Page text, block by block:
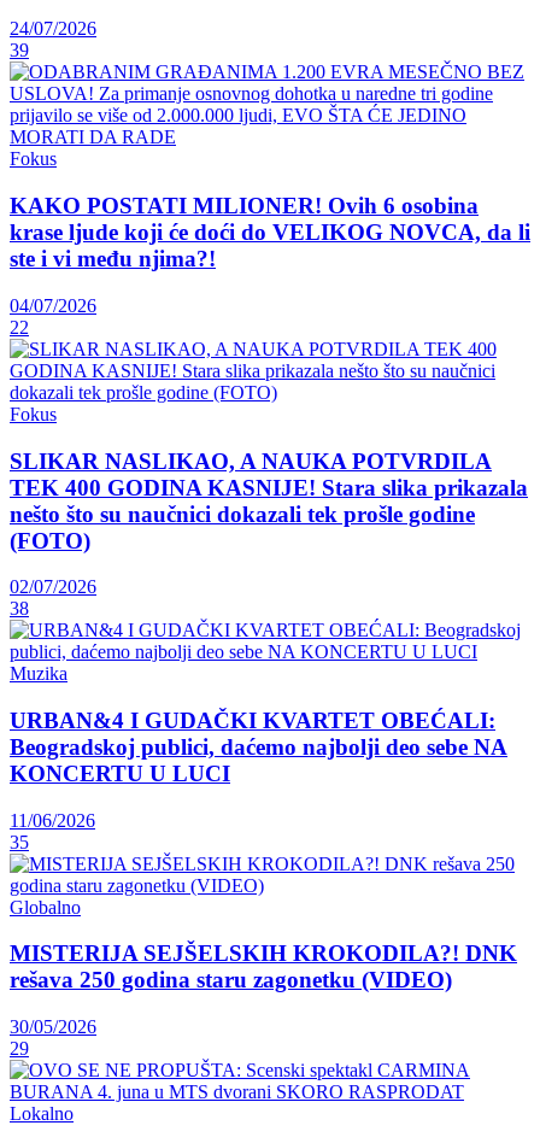
24/07/2026
39
Fokus
KAKO POSTATI MILIONER! Ovih 6 osobina
krase ljude koji će doći do VELIKOG NOVCA, da li
ste i vi među njima?!
04/07/2026
22
Fokus
SLIKAR NASLIKAO, A NAUKA POTVRDILA
TEK 400 GODINA KASNIJE! Stara slika prikazala
nešto što su naučnici dokazali tek prošle godine
(FOTO)
02/07/2026
38
Muzika
URBAN&4 I GUDAČKI KVARTET OBEĆALI:
Beogradskoj publici, daćemo najbolji deo sebe NA
KONCERTU U LUCI
11/06/2026
35
Globalno
MISTERIJA SEJŠELSKIH KROKODILA?! DNK
rešava 250 godina staru zagonetku (VIDEO)
30/05/2026
29
Lokalno